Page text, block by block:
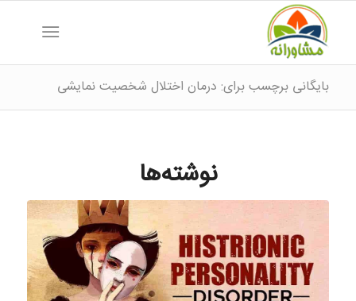
بایگانی برچسب برای: درمان اختلال شخصیت نمایشی
نوشته‌ها